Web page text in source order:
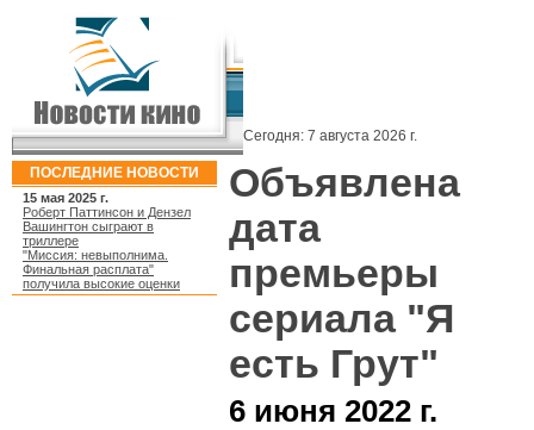
Сегодня: 7 августа 2026 г.
ПОСЛЕДНИЕ НОВОСТИ
15 мая 2025 г.
Роберт Паттинсон и Дензел
Вашингтон сыграют в
триллере
"Миссия: невыполнима.
Финальная расплата"
получила высокие оценки
Объявлена
дата
премьеры
сериала "Я
есть Грут"
6 июня 2022 г.